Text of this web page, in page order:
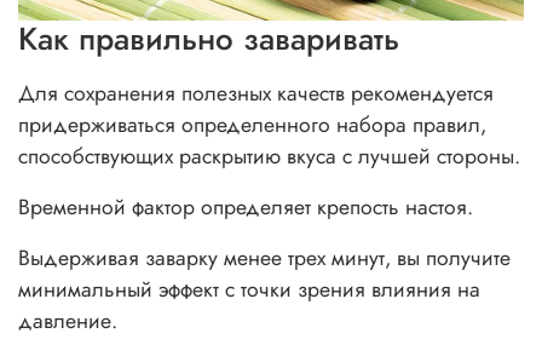
Как правильно заваривать
Для сохранения полезных качеств рекомендуется
придерживаться определенного набора правил,
способствующих раскрытию вкуса с лучшей стороны.
Временной фактор определяет крепость настоя.
Выдерживая заварку менее трех минут, вы получите
минимальный эффект с точки зрения влияния на
давление.